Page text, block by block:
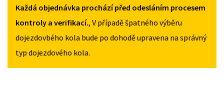
MASTER
OD
MNOŽSTVÍ
Každá objednávka prochází před odesláním procesem
kontroly a verifikací., V případě špatného výběru
dojezdovbého kola bude po dohodě upravena na správný
typ dojezdového kola.